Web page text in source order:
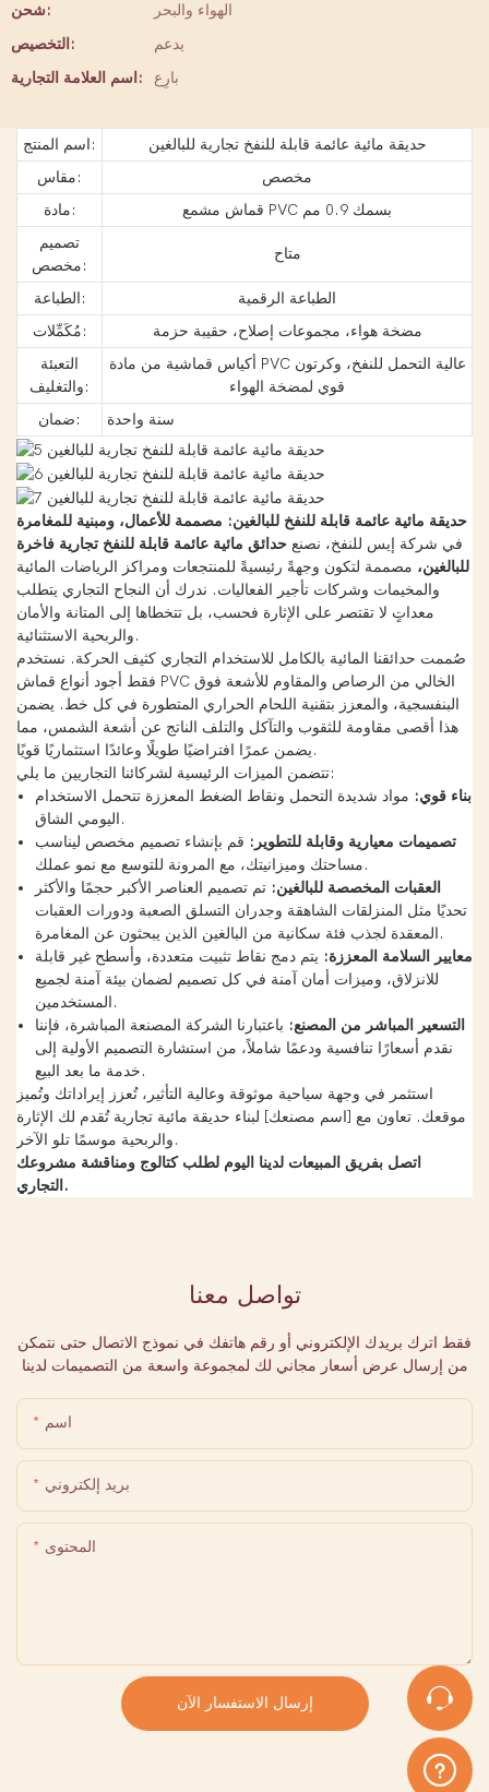
شحن:
الهواء والبحر
التخصيص:
يدعم
اسم العلامة التجارية:
بارِع
اسم المنتج:
حديقة مائية عائمة قابلة للنفخ تجارية للبالغين
مقاس:
مخصص
مادة:
قماش مشمع PVC بسمك 0.9 مم
تصميم
مخصص:
متاح
الطباعة:
الطباعة الرقمية
مُكَمِّلات:
مضخة هواء، مجموعات إصلاح، حقيبة حزمة
التعبئة
والتغليف:
أكياس قماشية من مادة PVC عالية التحمل للنفخ، وكرتون
قوي لمضخة الهواء
ضمان:
سنة واحدة
حديقة مائية عائمة قابلة للنفخ للبالغين: مصممة للأعمال، ومبنية للمغامرة
في شركة إيس للنفخ، نصنع حدائق مائية عائمة قابلة للنفخ تجارية فاخرة
للبالغين، مصممة لتكون وجهةً رئيسيةً للمنتجعات ومراكز الرياضات المائية
والمخيمات وشركات تأجير الفعاليات. ندرك أن النجاح التجاري يتطلب
معداتٍ لا تقتصر على الإثارة فحسب، بل تتخطاها إلى المتانة والأمان
والربحية الاستثنائية.
صُممت حدائقنا المائية بالكامل للاستخدام التجاري كثيف الحركة. نستخدم
فقط أجود أنواع قماش PVC الخالي من الرصاص والمقاوم للأشعة فوق
البنفسجية، والمعزز بتقنية اللحام الحراري المتطورة في كل خط. يضمن
هذا أقصى مقاومة للثقوب والتآكل والتلف الناتج عن أشعة الشمس، مما
يضمن عمرًا افتراضيًا طويلًا وعائدًا استثماريًا قويًا.
تتضمن الميزات الرئيسية لشركائنا التجاريين ما يلي:
بناء قوي: مواد شديدة التحمل ونقاط الضغط المعززة تتحمل الاستخدام
اليومي الشاق.
تصميمات معيارية وقابلة للتطوير: قم بإنشاء تصميم مخصص ليناسب
مساحتك وميزانيتك، مع المرونة للتوسع مع نمو عملك.
العقبات المخصصة للبالغين: تم تصميم العناصر الأكبر حجمًا والأكثر
تحديًا مثل المنزلقات الشاهقة وجدران التسلق الصعبة ودورات العقبات
المعقدة لجذب فئة سكانية من البالغين الذين يبحثون عن المغامرة.
معايير السلامة المعززة: يتم دمج نقاط تثبيت متعددة، وأسطح غير قابلة
للانزلاق، وميزات أمان آمنة في كل تصميم لضمان بيئة آمنة لجميع
المستخدمين.
التسعير المباشر من المصنع: باعتبارنا الشركة المصنعة المباشرة، فإننا
نقدم أسعارًا تنافسية ودعمًا شاملاً، من استشارة التصميم الأولية إلى
خدمة ما بعد البيع.
استثمر في وجهة سياحية موثوقة وعالية التأثير، تُعزز إيراداتك وتُميز
موقعك. تعاون مع [اسم مصنعك] لبناء حديقة مائية تجارية تُقدم لك الإثارة
والربحية موسمًا تلو الآخر.
اتصل بفريق المبيعات لدينا اليوم لطلب كتالوج ومناقشة مشروعك
التجاري.
تواصل معنا
فقط اترك بريدك الإلكتروني أو رقم هاتفك في نموذج الاتصال حتى نتمكن
من إرسال عرض أسعار مجاني لك لمجموعة واسعة من التصميمات لدينا
اسم
بريد إلكتروني
المحتوى
إرسال الاستفسار الآن